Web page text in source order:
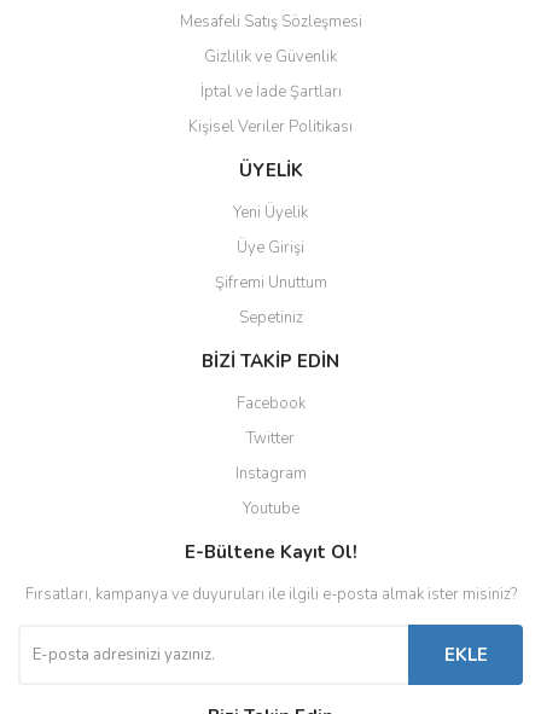
Mesafeli Satış Sözleşmesi
Gizlilik ve Güvenlik
İptal ve İade Şartları
Kişisel Veriler Politikası
ÜYELİK
Yeni Üyelik
Üye Girişi
Şifremi Unuttum
Sepetiniz
BİZİ TAKİP EDİN
Facebook
Twitter
Instagram
Youtube
E-Bültene Kayıt Ol!
Fırsatları, kampanya ve duyuruları ile ilgili e-posta almak ister misiniz?
EKLE